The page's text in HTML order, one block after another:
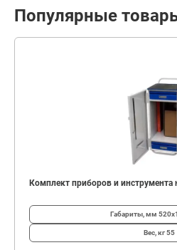
Популярные
Комплект приборов и инструмента
Габариты, мм
Вес, кг55